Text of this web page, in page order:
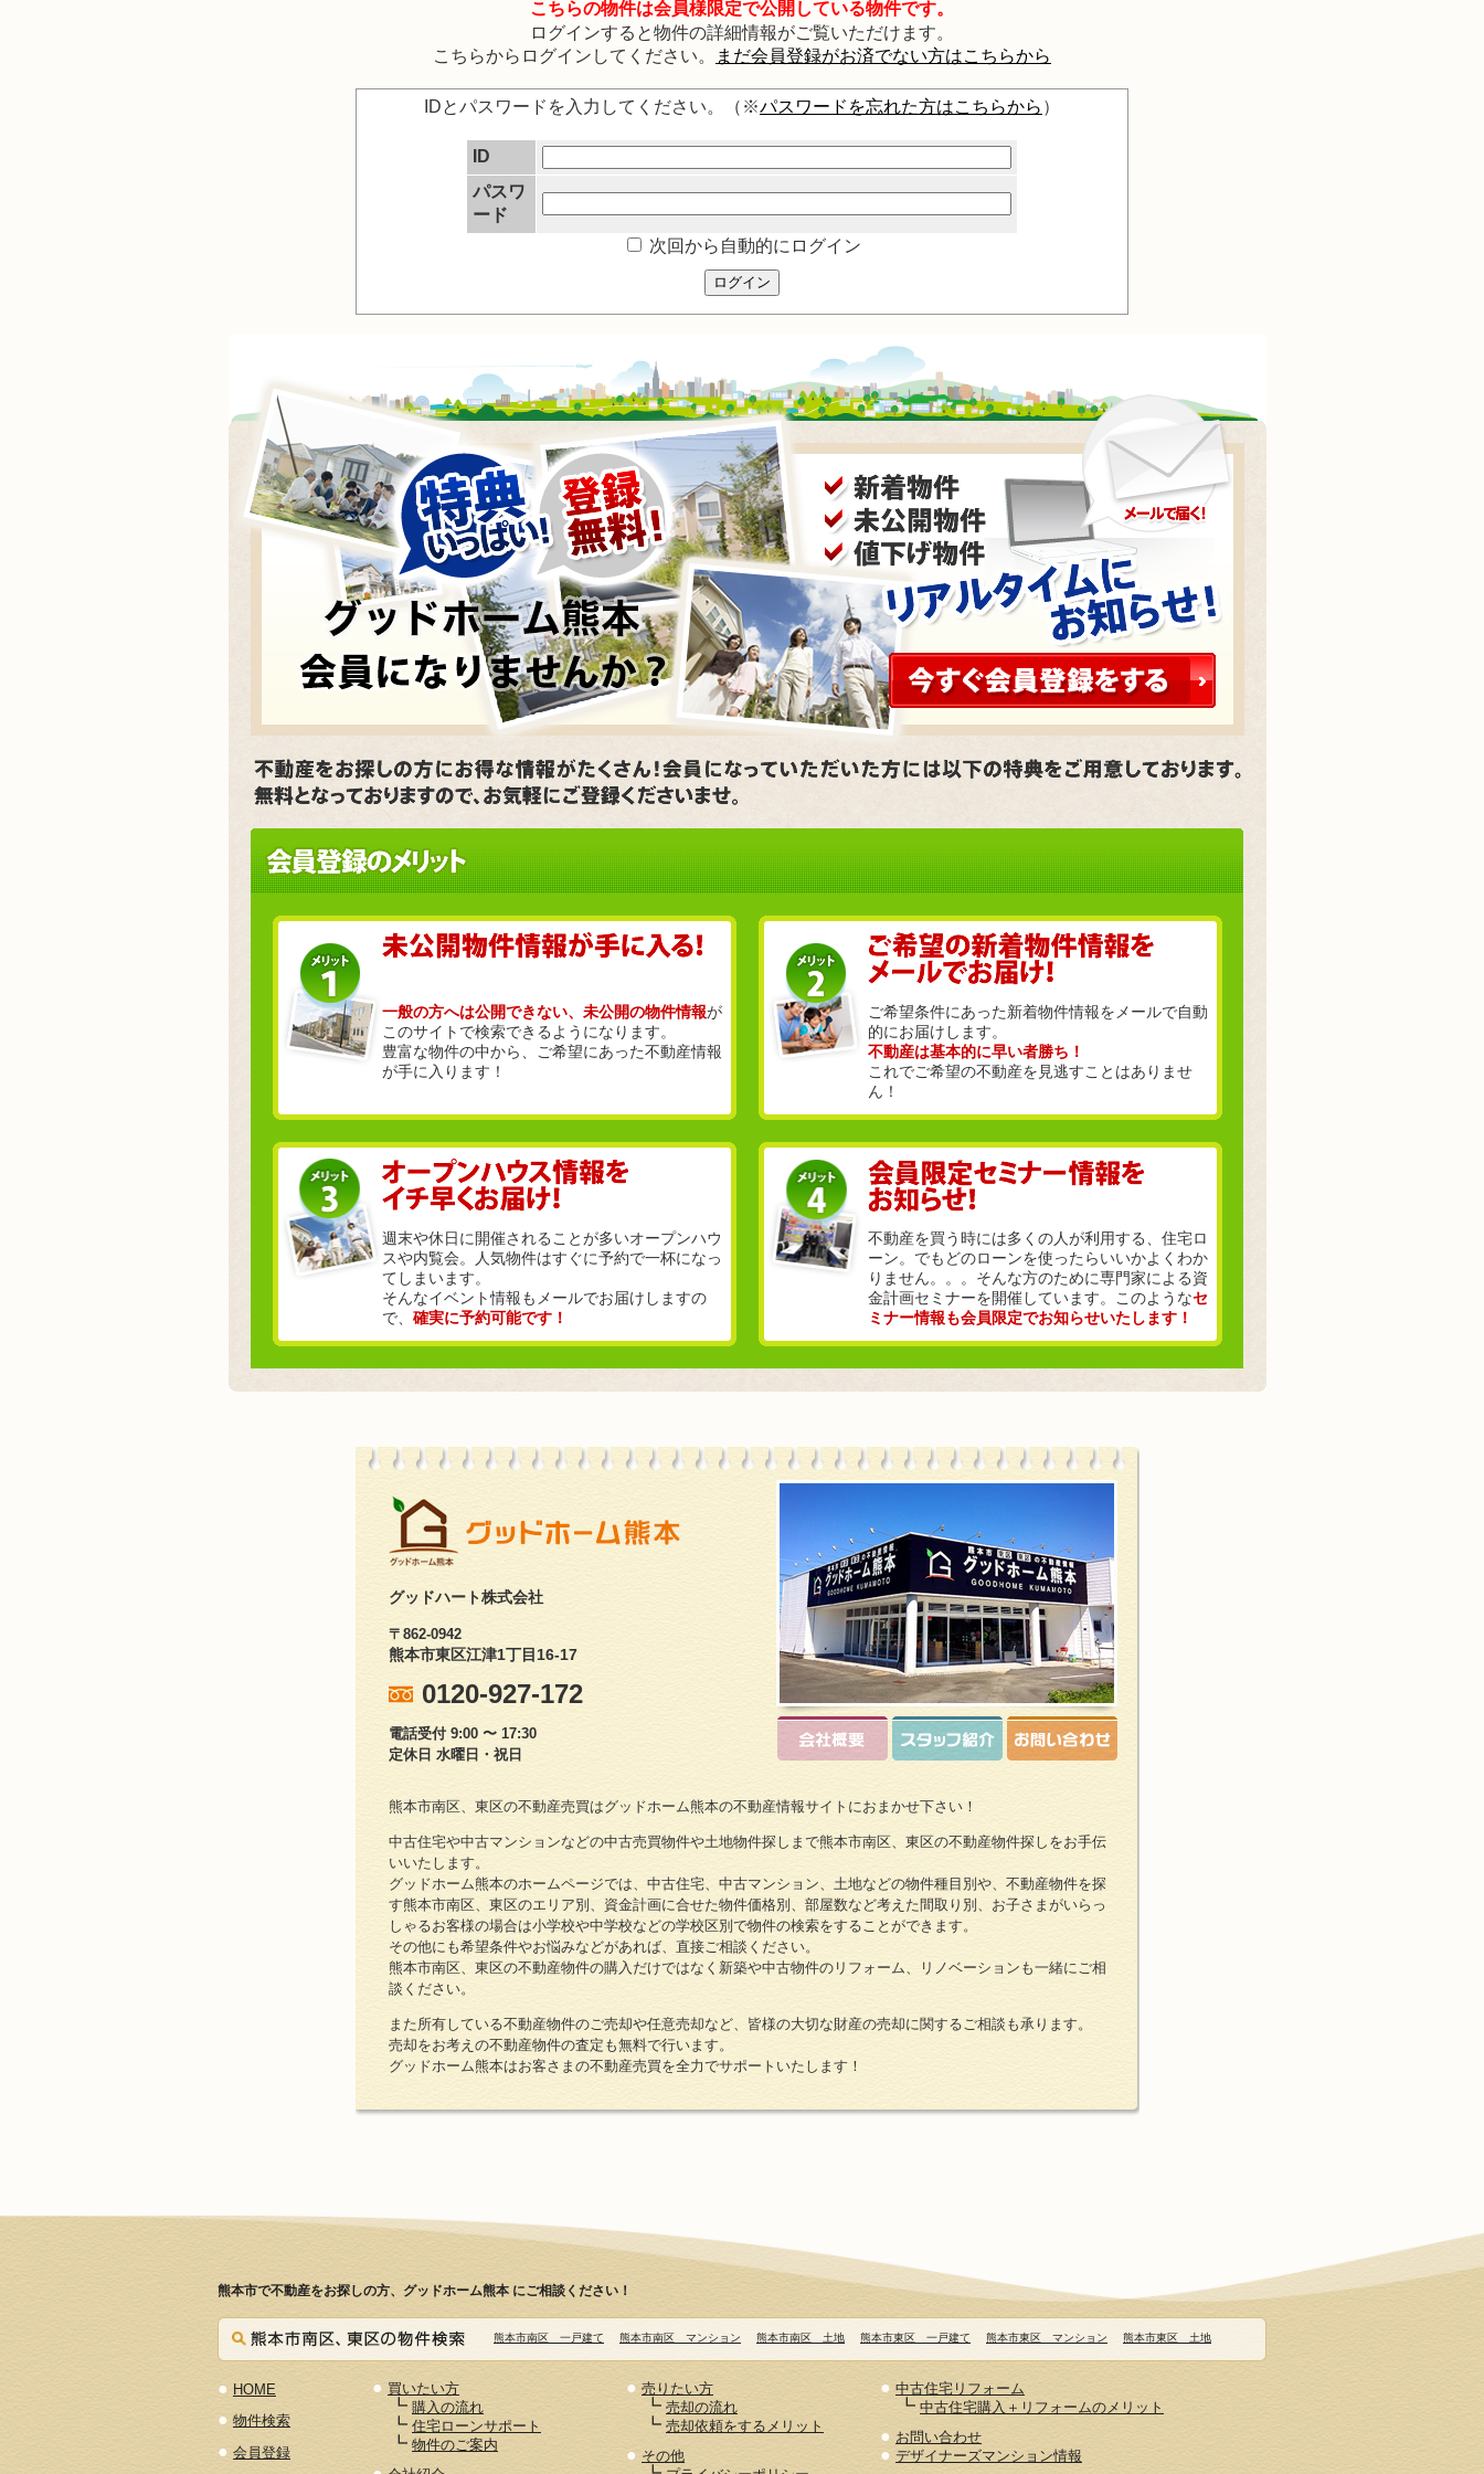
こちらの物件は会員様限定で公開している物件です。
ログインすると物件の詳細情報がご覧いただけます。
こちらからログインしてください。
まだ会員登録がお済でない方はこちらから
IDとパスワードを入力してください。（※パスワードを忘れた方はこちらから ）
ID
パスワ
ード
次回から自動的にログイン
ログイン
一般の方へは公開できない、未公開の物件情報が
このサイトで検索できるようになります。
豊富な物件の中から、ご希望にあった不動産情報
が手に入ります！
ご希望条件にあった新着物件情報をメールで自動
的にお届けします。
不動産は基本的に早い者勝ち！
これでご希望の不動産を見逃すことはありませ
ん！
週末や休日に開催されることが多いオープンハウ
スや内覧会。人気物件はすぐに予約で一杯になっ
てしまいます。
そんなイベント情報もメールでお届けしますの
で、 確実に予約可能です！
不動産を買う時には多くの人が利用する、住宅ロ
ーン。でもどのローンを使ったらいいかよくわか
りません。。。そんな方のために専門家による資
金計画セミナーを開催しています。このようなセ
ミナー情報も会員限定でお知らせいたします！
グッドハート株式会社
〒862-0942
熊本市東区江津1丁目16-17
0120-927-172
電話受付 9:00 〜 17:30
定休日 水曜日・祝日
熊本市南区、東区の不動産売買はグッドホーム熊本の不動産情報サイトにおまかせ下さい！
中古住宅や中古マンションなどの中古売買物件や土地物件探しまで熊本市南区、東区の不動産物件探しをお手伝
いいたします。
グッドホーム熊本のホームページでは、中古住宅、中古マンション、土地などの物件種目別や、不動産物件を探
す熊本市南区、東区のエリア別、資金計画に合せた物件価格別、部屋数など考えた間取り別、お子さまがいらっ
しゃるお客様の場合は小学校や中学校などの学校区別で物件の検索をすることができます。
その他にも希望条件やお悩みなどがあれば、直接ご相談ください。
熊本市南区、東区の不動産物件の購入だけではなく新築や中古物件のリフォーム、リノベーションも一緒にご相
談ください。
また所有している不動産物件のご売却や任意売却など、皆様の大切な財産の売却に関するご相談も承ります。
売却をお考えの不動産物件の査定も無料で行います。
グッドホーム熊本はお客さまの不動産売買を全力でサポートいたします！
熊本市で不動産をお探しの方、グッドホーム熊本 にご相談ください！
熊本市南区 一戸建て 熊本市南区 マンション 熊本市南区 土地 熊本市東区 一戸建て 熊本市東区 マンション 熊本市東区 土地
● HOME
● 物件検索
● 会員登録
● 買いたい方
┗ 購入の流れ
┗ 住宅ローンサポート
┗ 物件のご案内
● 売りたい方
┗ 売却の流れ
┗ 売却依頼をするメリット
● その他
● 中古住宅リフォーム
┗ 中古住宅購入＋リフォームのメリット
● お問い合わせ
● デザイナーズマンション情報